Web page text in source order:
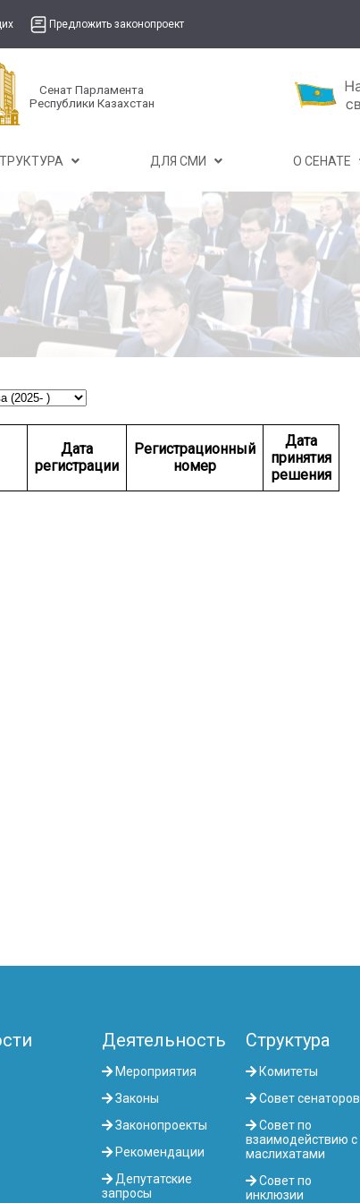
Предложить законопроект
Сенат Парламента
Республики Казахстан
ДЛЯ СМИ О СЕНАТЕ
Дата
регистрации
Регистрационный
номер
Дата
принятия
решения
Деятельность
Мероприятия
Законы
Законопроекты
Рекомендации
Депутатские
запросы
Структура
Комитеты
Совет сенаторов
Совет по
взаимодействию с
маслихатами
Совет по
инклюзии